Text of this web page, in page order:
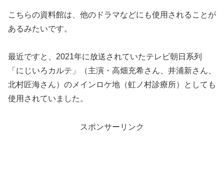
こちらの資料館は、他のドラマなどにも使用されることが
あるみたいです。
最近ですと、2021年に放送されていたテレビ朝日系列
「にじいろカルテ」（主演・高畑充希さん、井浦新さん、
北村匠海さん）のメインロケ地（虹ノ村診療所）としても
使用されていました。
スポンサーリンク